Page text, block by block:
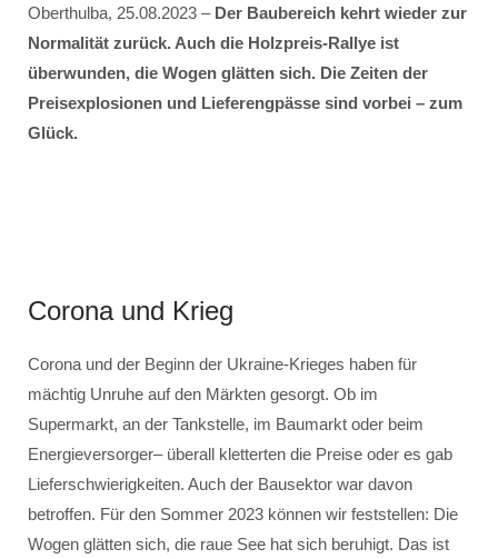
Oberthulba, 25.08.2023 – Der Baubereich kehrt wieder zur
Normalität zurück. Auch die Holzpreis-Rallye ist
überwunden, die Wogen glätten sich. Die Zeiten der
Preisexplosionen und Lieferengpässe sind vorbei – zum
Glück.
Corona und Krieg
Corona und der Beginn der Ukraine-Krieges haben für
mächtig Unruhe auf den Märkten gesorgt. Ob im
Supermarkt, an der Tankstelle, im Baumarkt oder beim
Energieversorger– überall kletterten die Preise oder es gab
Lieferschwierigkeiten. Auch der Bausektor war davon
betroffen. Für den Sommer 2023 können wir feststellen: Die
Wogen glätten sich, die raue See hat sich beruhigt. Das ist